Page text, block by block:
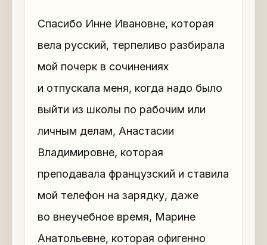
Спасибо Инне Ивановне, которая
вела русский, терпеливо разбирала
мой почерк в сочинениях
и отпускала меня, когда надо было
выйти из школы по рабочим или
личным делам, Анастасии
Владимировне, которая
преподавала французский и ставила
мой телефон на зарядку, даже
во внеучебное время, Марине
Анатольевне, которая офигенно